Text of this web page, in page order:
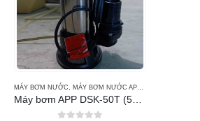
MÁY BƠM NƯỚC MÁY BƠM NƯỚC APP